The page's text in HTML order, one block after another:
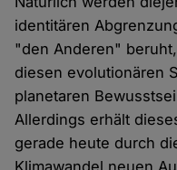
identitären
"den Anderen"
diesen evolutionären
planetaren
Allerdings erhält
gerade heute durch